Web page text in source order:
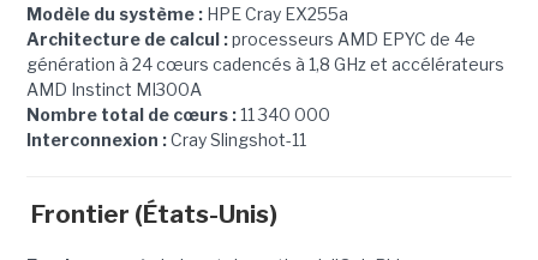
Modèle du système :HPE Cray EX255a
Architecture de calcul :processeurs AMD EPYC de 4e
génération à 24 cœurs cadencés à 1,8 GHz et accélérateurs
AMD Instinct MI300A
Nombre total de cœurs :11 340 000
Interconnexion :Cray Slingshot-11
Frontier (États-Unis)